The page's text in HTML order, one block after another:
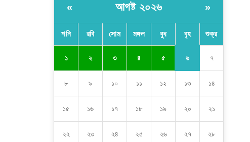
« আগষ্ট ২০২৬ »
শনি রবি সোম মঙ্গল বুধ বৃহ শুক্র
১ ২ ৩ ৪ ৫ ৬ ৭
৮ ৯ ১০ ১১ ১২ ১৩ ১৪
১৫ ১৬ ১৭ ১৮ ১৯ ২০ ২১
২২ ২৩ ২৪ ২৫ ২৬ ২৭ ২৮